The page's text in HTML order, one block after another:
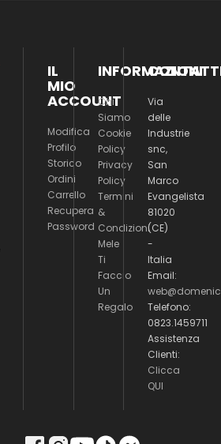
IL
MIO
ACCOUNT
Modifica
Profilo
Storico
Ordini
Carrello
Recupera
Password
INFORMAZIONI
Chi
Siamo
Cookie
Policy
Privacy
Policy
Termini
&
Condizioni
Mele
Ti
Faccio
Un
Regalo
Via
delle
Industrie
snc,
San
Marco
Evangelista
81020
(CE)
-
Italia
Email:
Telefono:
0823.1459711
Assistenza
Clienti:
Clicca
QUI